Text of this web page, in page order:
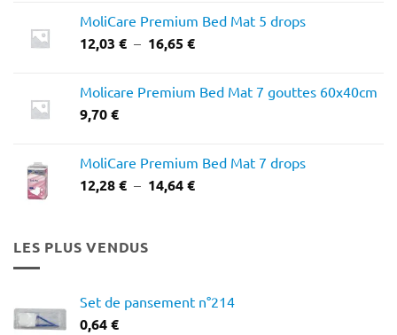
MoliCare Premium Bed Mat 5 drops
12,03 € – 16,65€Plage
12,03 €
Molicare Premium Bed Mat 7 gouttes 60x40cm
9,70€
MoliCare Premium Bed Mat 7 drops
12,28€ – 14,64€Plage
LES PLUS VENDUS
Set de pansement n°214
0,64€